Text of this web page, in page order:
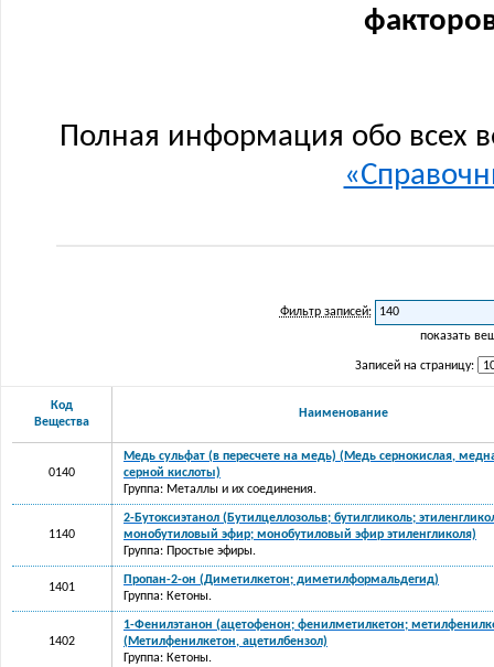
Полная информация обо всех
Фильтр записей:
показать
Записей на страницу:
Код
Вещества
Наименование
0140
Медь сульфат (в пересчете на медь) (Медь сернокислая,
серной кислоты)
Группа: Металлы и их соединения.
1140
2-Бутоксиэтанол (Бутилцеллозольв; бутилгликоль;
монобутиловый эфир; монобутиловый эфир этиленгликоля)
Группа: Простые эфиры.
1401
Пропан-2-он (Диметилкетон; диметилформальдегид)
Группа: Кетоны.
1402
1-Фенилэтанон (ацетофенон; фенилметилкетон;
(Метилфенилкетон, ацетилбензол)
Группа: Кетоны.